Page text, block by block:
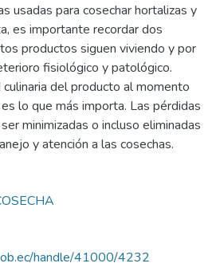
usadas para cosechar hortalizas y
es importante recordar dos
productos siguen viviendo y por
fisiológico y patológico.
del producto al momento
lo que más importa. Las pérdidas
minimizadas o incluso eliminadas
y atención a las cosechas.
handle/41000/4232